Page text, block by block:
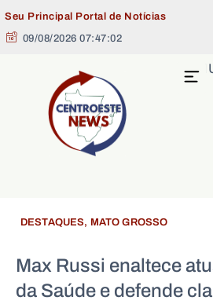
Seu Principal Portal de Notícias
09/08/2026 07:47:03
DESTAQUES, MATO GROSSO
Max Russi enaltece
da Saúde e defende